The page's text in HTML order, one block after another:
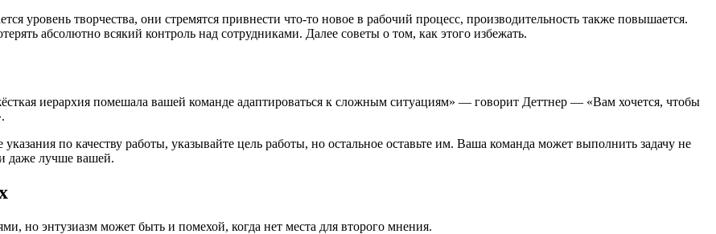
уровень творчества, они стремятся привнести что-то новое в рабочий процесс, производительность также повышается.
абсолютно всякий контроль над сотрудниками. Далее советы о том, как этого избежать.
иерархия помешала вашей команде адаптироваться к сложным ситуациям» — говорит Деттнер — «Вам хочется, чтобы
по качеству работы, указывайте цель работы, но остальное оставьте им. Ваша команда может выполнить задачу не
даже лучше вашей.
но энтузиазм может быть и помехой, когда нет места для второго мнения.